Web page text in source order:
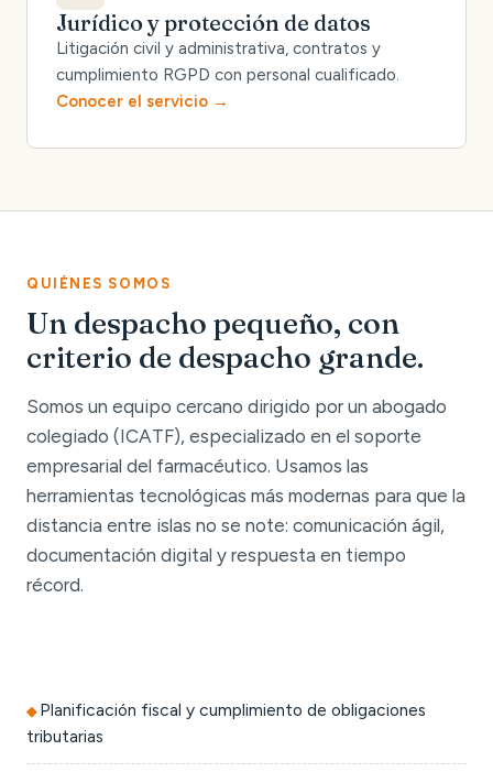
Jurídico y protección de datos
Litigación civil y administrativa, contratos y
cumplimiento RGPD con personal cualificado.
Conocer el servicio
QUIÉNES SOMOS
Un despacho pequeño, con
criterio de despacho grande.
Somos un equipo cercano dirigido por un abogado
colegiado (ICATF), especializado en el soporte
empresarial del farmacéutico. Usamos las
herramientas tecnológicas más modernas para que la
distancia entre islas no se note: comunicación ágil,
documentación digital y respuesta en tiempo
récord.
Planificación fiscal y cumplimiento de obligaciones
tributarias